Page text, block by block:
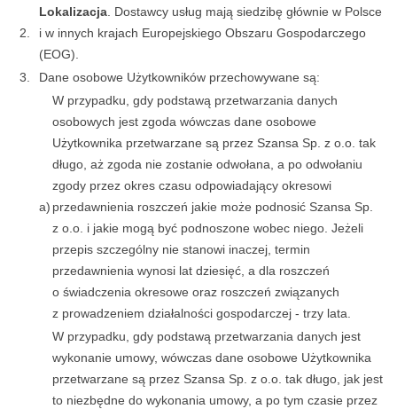
2.
Lokalizacja . Dostawcy usług mają siedzibę głównie w Polsce
i w innych krajach Europejskiego Obszaru Gospodarczego
(EOG).
3.
Dane osobowe Użytkowników przechowywane są:
a)
W przypadku, gdy podstawą przetwarzania danych
osobowych jest zgoda wówczas dane osobowe
Użytkownika przetwarzane są przez Szansa Sp. z o.o. tak
długo, aż zgoda nie zostanie odwołana, a po odwołaniu
zgody przez okres czasu odpowiadający okresowi
przedawnienia roszczeń jakie może podnosić Szansa Sp.
z o.o. i jakie mogą być podnoszone wobec niego. Jeżeli
przepis szczególny nie stanowi inaczej, termin
przedawnienia wynosi lat dziesięć, a dla roszczeń
o świadczenia okresowe oraz roszczeń związanych
z prowadzeniem działalności gospodarczej - trzy lata.
W przypadku, gdy podstawą przetwarzania danych jest
wykonanie umowy, wówczas dane osobowe Użytkownika
przetwarzane są przez Szansa Sp. z o.o. tak długo, jak jest
to niezbędne do wykonania umowy, a po tym czasie przez